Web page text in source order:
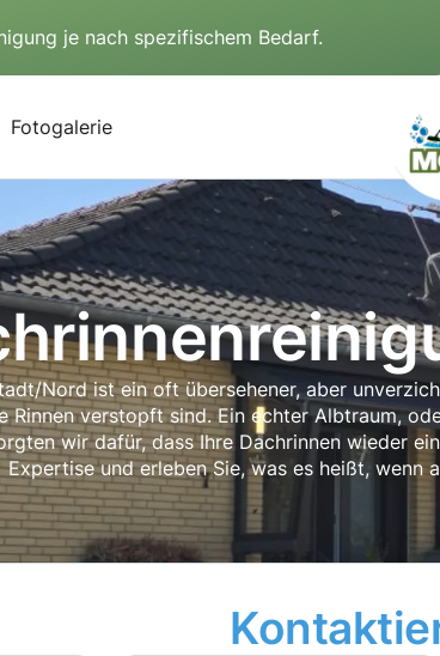
je nach spezifischem Bedarf.
Fotogalerie
Nord ist ein oft übersehener, aber
Rinnen verstopft sind. Ein echter Albtraum,
wir dafür, dass Ihre Dachrinnen wieder
Expertise und erleben Sie, was es heißt, wenn